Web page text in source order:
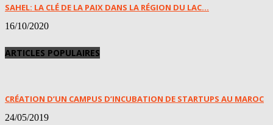
SAHEL: LA CLÉ DE LA PAIX DANS LA RÉGION DU LAC...
16/10/2020
ARTICLES POPULAIRES
CRÉATION D’UN CAMPUS D’INCUBATION DE STARTUPS AU MAROC
24/05/2019